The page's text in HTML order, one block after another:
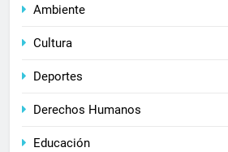
Ambiente
Cultura
Deportes
Derechos Humanos
Educación